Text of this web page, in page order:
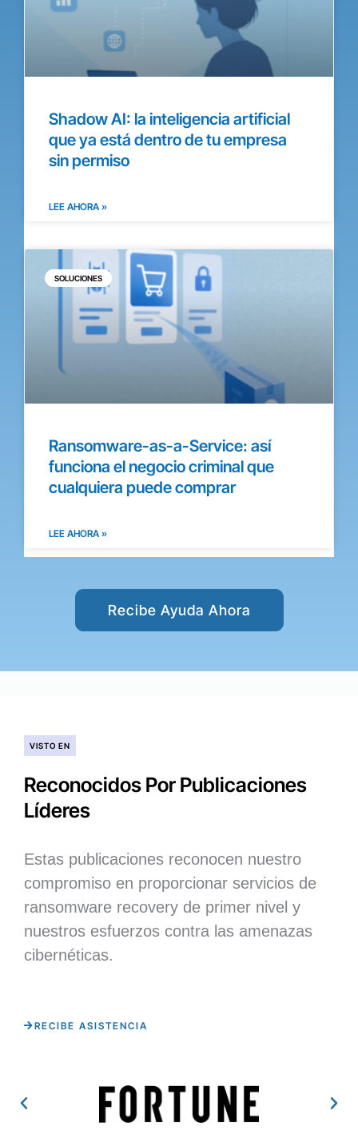
Shadow AI: la inteligencia artificial
que ya está dentro de tu empresa
sin permiso
LEE AHORA »
SOLUCIONES
Ransomware-as-a-Service: así
funciona el negocio criminal que
cualquiera puede comprar
LEE AHORA »
Recibe Ayuda Ahora
VISTO EN
Reconocidos Por Publicaciones
Líderes
Estas publicaciones reconocen nuestro
compromiso en proporcionar servicios de
ransomware recovery de primer nivel y
nuestros esfuerzos contra las amenazas
cibernéticas.
RECIBE ASISTENCIA